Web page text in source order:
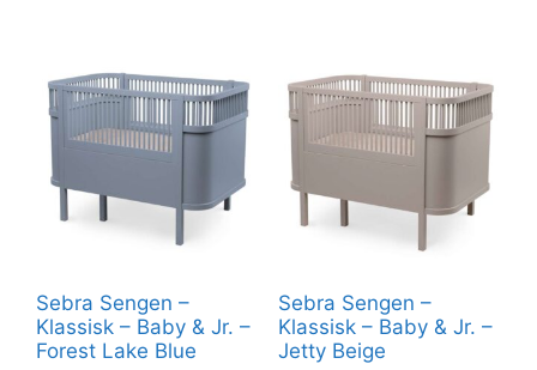
Sebra Sengen –
Klassisk – Baby & Jr. –
Forest Lake Blue
Sebra Sengen –
Klassisk – Baby & Jr. –
Jetty Beige